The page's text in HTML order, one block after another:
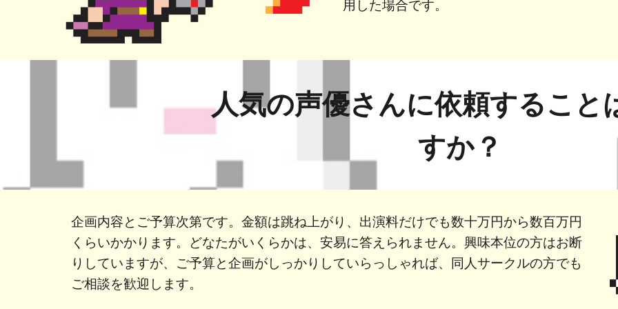
用した場合です。
人気の声優さんに依頼すること
すか？
企画内容とご予算次第です。金額は跳ね上がり、出演料だけでも数十万円から数百万円
くらいかかります。どなたがいくらかは、安易に答えられません。興味本位の方はお断
りしていますが、ご予算と企画がしっかりしていらっしゃれば、同人サークルの方でも
ご相談を歓迎します。